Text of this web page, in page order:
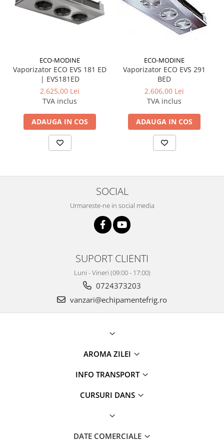
ECO-MODINE
Vaporizator ECO EVS 181 ED
| EVS181ED
2.625,00 Lei
TVA inclus
ADAUGA IN COS
ECO-MODINE
Vaporizator ECO EVS 291
BED
2.606,00 Lei
TVA inclus
ADAUGA IN COS
SOCIAL
Urmareste-ne in social media
SUPORT CLIENTI
Luni - Vineri (09:00 - 17:00)
0724373203
vanzari@echipamentefrig.ro
AROMA ZILEI
INFO TRANSPORT
CURSURI DANS
DATE COMERCIALE